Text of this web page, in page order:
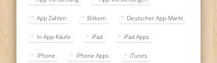
App Zahlen Bitkom Deutscher App-Markt
In-App-Käufe iPad iPad Apps
iPhone iPhone Apps iTunes